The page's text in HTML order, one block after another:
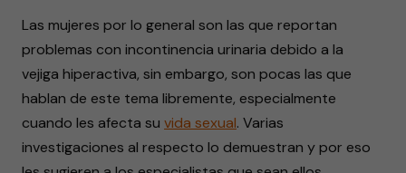
Las mujeres por lo general son las que reportan
problemas con incontinencia urinaria debido a la
vejiga hiperactiva, sin embargo, son pocas las que
hablan de este tema libremente, especialmente
cuando les afecta su vida sexual. Varias
investigaciones al respecto lo demuestran y por eso